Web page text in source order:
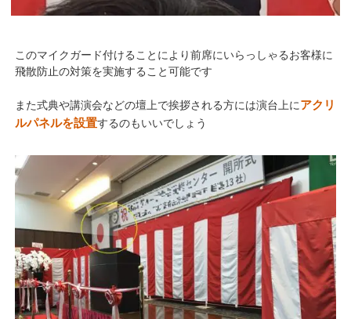
このマイクガード付けることにより前席にいらっしゃるお客様に
飛散防止の対策を実施すること可能です
また式典や講演会などの壇上で挨拶される方には演台上にアクリ
ルパネルを設置するのもいいでしょう